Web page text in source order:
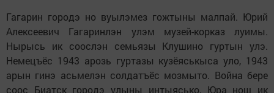
Гагарин городэ но вуылэмез гожтыны малпай. Юрий
Алексеевич Гагаринлэн улэм музей-корказ луимы.
Нырысь ик соослэн семьязы Клушино гуртын улэ.
Немецъёс 1943 арозь гуртазы кузёяськыса уло, 1943
арын гинэ асьмелэн солдатъёс мозмыто. Война бере
соос Биатск городэ улыны интыясько, Юра нош ик